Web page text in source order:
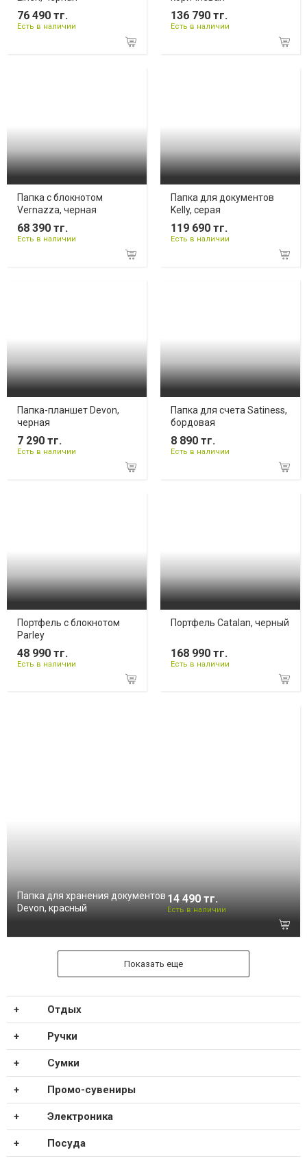
76 490 тг.
Есть в наличии
136 790 тг.
Есть в наличии
Папка с блокнотом
Vernazza, черная
68 390 тг.
Есть в наличии
Папка для документов
Kelly, серая
119 690 тг.
Есть в наличии
Папка-планшет Devon,
черная
7 290 тг.
Есть в наличии
Папка для счета Satiness,
бордовая
8 890 тг.
Есть в наличии
Портфель с блокнотом
Parley
48 990 тг.
Есть в наличии
Портфель Catalan, черный
168 990 тг.
Есть в наличии
Папка для хранения документов
Devon, красный
14 490 тг.
Есть в наличии
Показать еще
Отдых
Ручки
Сумки
Промо-сувениры
Электроника
Посуда